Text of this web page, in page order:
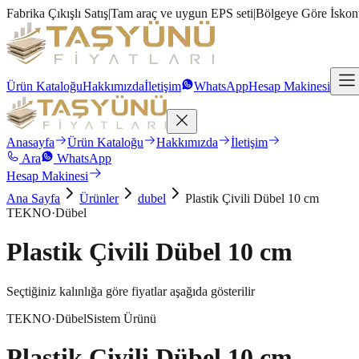
Fabrika Çıkışlı Satış|Tam araç ve uygun EPS seti|Bölgeye Göre
Ürün KataloğuHakkımızdaİletişim WhatsAppHesap Makinesi
Anasayfa Ürün Kataloğu Hakkımızda
İletişim
Ara
WhatsApp
Hesap Makinesi
Ana Sayfa
Ürünler dubel
Plastik Çivili Dübel 10 cm
TEKNO·Dübel
Plastik Çivili Dübel 10 cm
Seçtiğiniz kalınlığa göre fiyatlar aşağıda gösterilir
TEKNO·DübelSistem Ürünü